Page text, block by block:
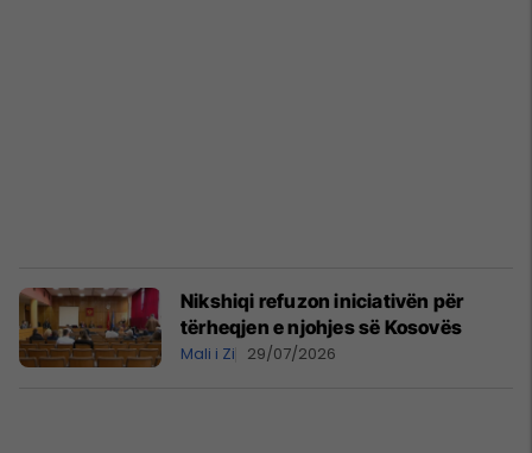
Nikshiqi refuzon iniciativën për
tërheqjen e njohjes së Kosovës
Mali i Zi 29/07/2026